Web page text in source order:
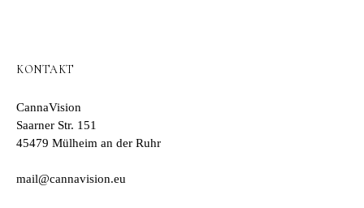
KONTAKT
CannaVision
Saarner Str. 151
45479 Mülheim an der Ruhr
mail@cannavision.eu